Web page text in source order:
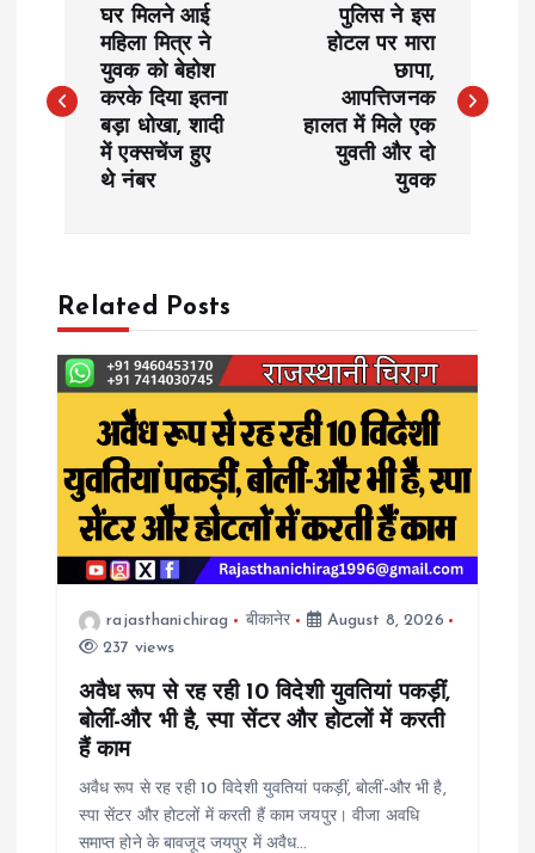
s
a
v
g
t
घर मिलने आई
महिला मित्र ने
युवक को बेहोश
करके दिया इतना
बड़ा धोखा, शादी
में एक्सचेंज हुए
थे नंबर
पुलिस ने इस
होटल पर मारा
छापा,
आपत्तिजनक
हालत में मिले एक
युवती और दो
युवक
Related Posts
rajasthanichirag बीकानेर
August 8, 2026
237 views
अवैध रूप से रह रही 10 विदेशी युवतियां पकड़ीं,
बोलीं-और भी है, स्पा सेंटर और होटलों में करती
हैं काम
अवैध रूप से रह रही 10 विदेशी युवतियां पकड़ीं, बोलीं-और भी है,
स्पा सेंटर और होटलों में करती हैं काम जयपुर। वीजा अवधि
समाप्त होने के बावजूद जयपुर में अवैध…